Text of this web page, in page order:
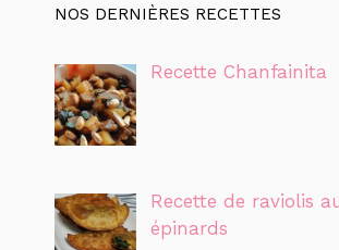
NOS DERNIÈRES RECETTES
Recette Chanfainita
Recette de raviolis
épinards